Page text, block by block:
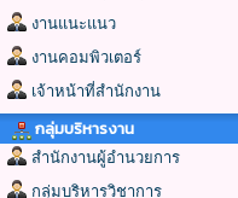
งานแนะแนว
งานคอมพิวเตอร์
เจ้าหน้าที่สำนักงาน
กลุ่มบริหารงาน
สำนักงานผู้อำนวยการ
กลุ่มบริหารวิชาการ